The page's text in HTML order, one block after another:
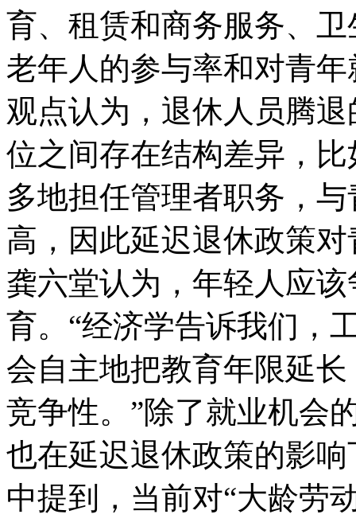
育、租赁和商务服务、
老年人的参与率和对青
观点认为，退休人员腾
位之间存在结构差异，
多地担任管理者职务，
高，因此延迟退休政策
龚六堂认为，年轻人应
育。“经济学告诉我们，
会自主地把教育年限延
竞争性。”除了就业机会
也在延迟退休政策的影
中提到，当前对“大龄劳